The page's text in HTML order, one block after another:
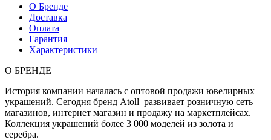
О Бренде
Доставка
Оплата
Гарантия
Характеристики
О БРЕНДЕ
История компании началась с оптовой продажи ювелирных
украшений. Сегодня бренд Atoll развивает розничную сеть
магазинов, интернет магазин и продажу на маркетплейсах.
Коллекция украшений более 3 000 моделей из золота и
серебра.